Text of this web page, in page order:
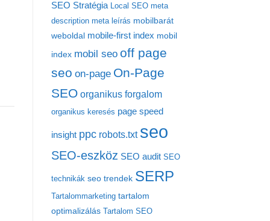
SEO Stratégia Local SEO meta
description meta leírás mobilbarát
weboldal mobile-first index mobil
index mobil seo off page
seo on-page On-Page
SEO organikus forgalom
organikus keresés page speed
insight ppc robots.txt seo
SEO-eszköz SEO audit SEO
technikák seo trendek SERP
Tartalommarketing tartalom
optimalizálás
Tartalom SEO